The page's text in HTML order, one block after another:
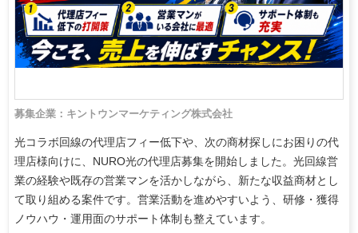
募集企業：キントウンマーケティング株式会社
光コラボ回線の代理店フィー低下や、次の商材探しにお困りの代
理店様向けに、NURO光の代理店募集を開始しました。光回線営
業の経験や既存の営業マンを活かしながら、新たな収益商材とし
て取り組める案件です。営業活動を進めやすいよう、研修・獲得
ノウハウ・運用面のサポート体制も整えています。